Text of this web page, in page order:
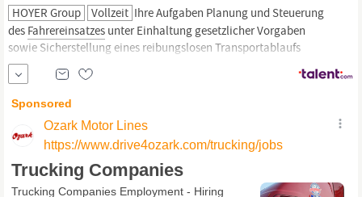
HOYER Group Vollzeit Ihre Aufgaben Planung und Steuerung
des Fahrereinsatzes unter Einhaltung gesetzlicher Vorgaben
sowie Sicherstellung eines reibungslosen Transportablaufs
Kurzfristige Anpassung der Disposition bei Ausfällen,
Sonderfahrten und operativen Änderungen in Abstimmung mit
Kunden und internen Schnittstellen Verantwortung